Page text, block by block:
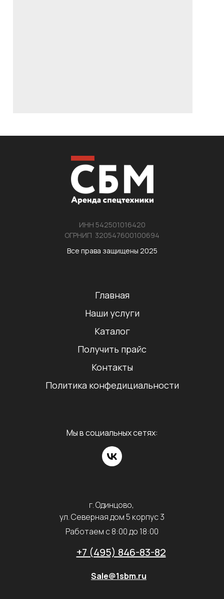
ИНН 542501016420
ОГРНИП 320547600100694
Все права защищены 2025
Главная
Наши услуги
Каталог
Получить прайс
Контакты
Политика конфедициальности
Мы в социальных сетях:
г. Одинцово,
ул. Северная дом 5 корпус 3
Работаем с 8:00 до 18:00
+7 (495) 846-83-82
Sale@1sbm.ru